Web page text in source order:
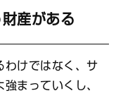
産がある
けではなく、サ
まっていくし、